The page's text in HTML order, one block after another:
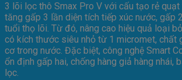
3 lõi lọc thô Smax Pro V với cấu tạo rẻ quạt
tăng gấp 3 lần diện tích tiếp xúc nước, gấp
tuổi thọ lõi. Từ đó, nâng cao hiệu quả loại
có kích thước siêu nhỏ từ 1 micromet, chất
cơ trong nước. Đặc biệt, công nghệ Smart
ổn định gấp hai, chống hàng giả hàng nhái,
lọc.